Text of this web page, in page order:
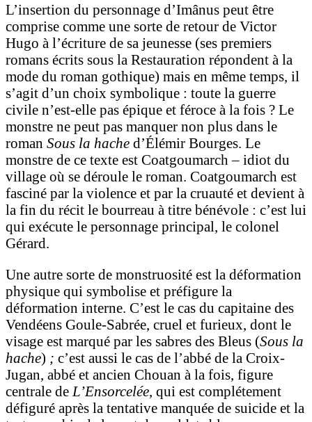
L’insertion du personnage d’Imânus peut être
comprise comme une sorte de retour de Victor
Hugo à l’écriture de sa jeunesse (ses premiers
romans écrits sous la Restauration répondent à la
mode du roman gothique) mais en même temps, il
s’agit d’un choix symbolique : toute la guerre
civile n’est-elle pas épique et féroce à la fois ? Le
monstre ne peut pas manquer non plus dans le
roman Sous la hache d’Élémir Bourges. Le
monstre de ce texte est Coatgoumarch – idiot du
village où se déroule le roman. Coatgoumarch est
fasciné par la violence et par la cruauté et devient à
la fin du récit le bourreau à titre bénévole : c’est lui
qui exécute le personnage principal, le colonel
Gérard.
Une autre sorte de monstruosité est la déformation
physique qui symbolise et préfigure la
déformation interne. C’est le cas du capitaine des
Vendéens Goule-Sabrée, cruel et furieux, dont le
visage est marqué par les sabres des Bleus (Sous la
hache) ; c’est aussi le cas de l’abbé de la Croix-
Jugan, abbé et ancien Chouan à la fois, figure
centrale de L’Ensorcelée , qui est complétement
défiguré après la tentative manquée de suicide et la